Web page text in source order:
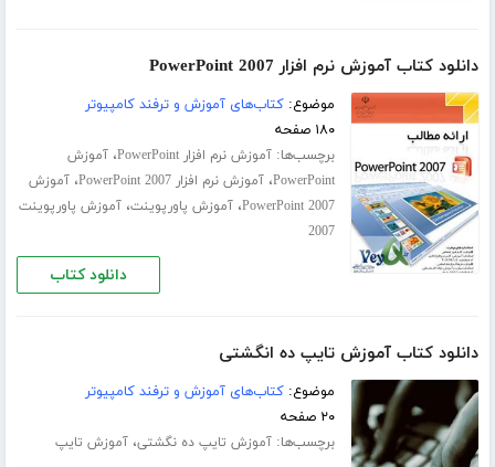
دانلود کتاب آموزش نرم افزار PowerPoint 2007
موضوع:کتاب‌های آموزش و ترفند کامپیوتر
۱۸۰ صفحه
برچسب‌ها:آموزش نرم افزار PowerPoint ،آموزش
PowerPoint،آموزش نرم افزار PowerPoint 2007 ،آموزش
PowerPoint 2007،آموزش پاورپوینت،آموزش پاورپوینت
2007
دانلود کتاب
دانلود کتاب آموزش تایپ ده انگشتی
موضوع:کتاب‌های آموزش و ترفند کامپیوتر
۲۰ صفحه
برچسب‌ها:آموزش تایپ ده‌ نگشتی،آموزش تایپ